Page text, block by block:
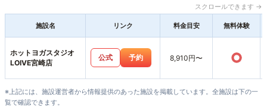
スクロールできます →
施設名 リンク 料金目安 無料体験
ホットヨガスタジオ
LOIVE宮崎店
公式 予約 8,910円〜 ○
※上記には、施設運営者から情報提供のあった施設を掲載しています。全施設は下の一
覧で確認できます。